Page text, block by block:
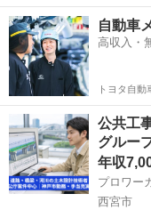
風被害の施工を行います
う！ 現在法人化しており
その為にもみなさんのお力
兵庫 西宮市 香櫨園
自動車
高収入・
トヨタ自動
公共工
グルー
年収
プロワー
西宮市